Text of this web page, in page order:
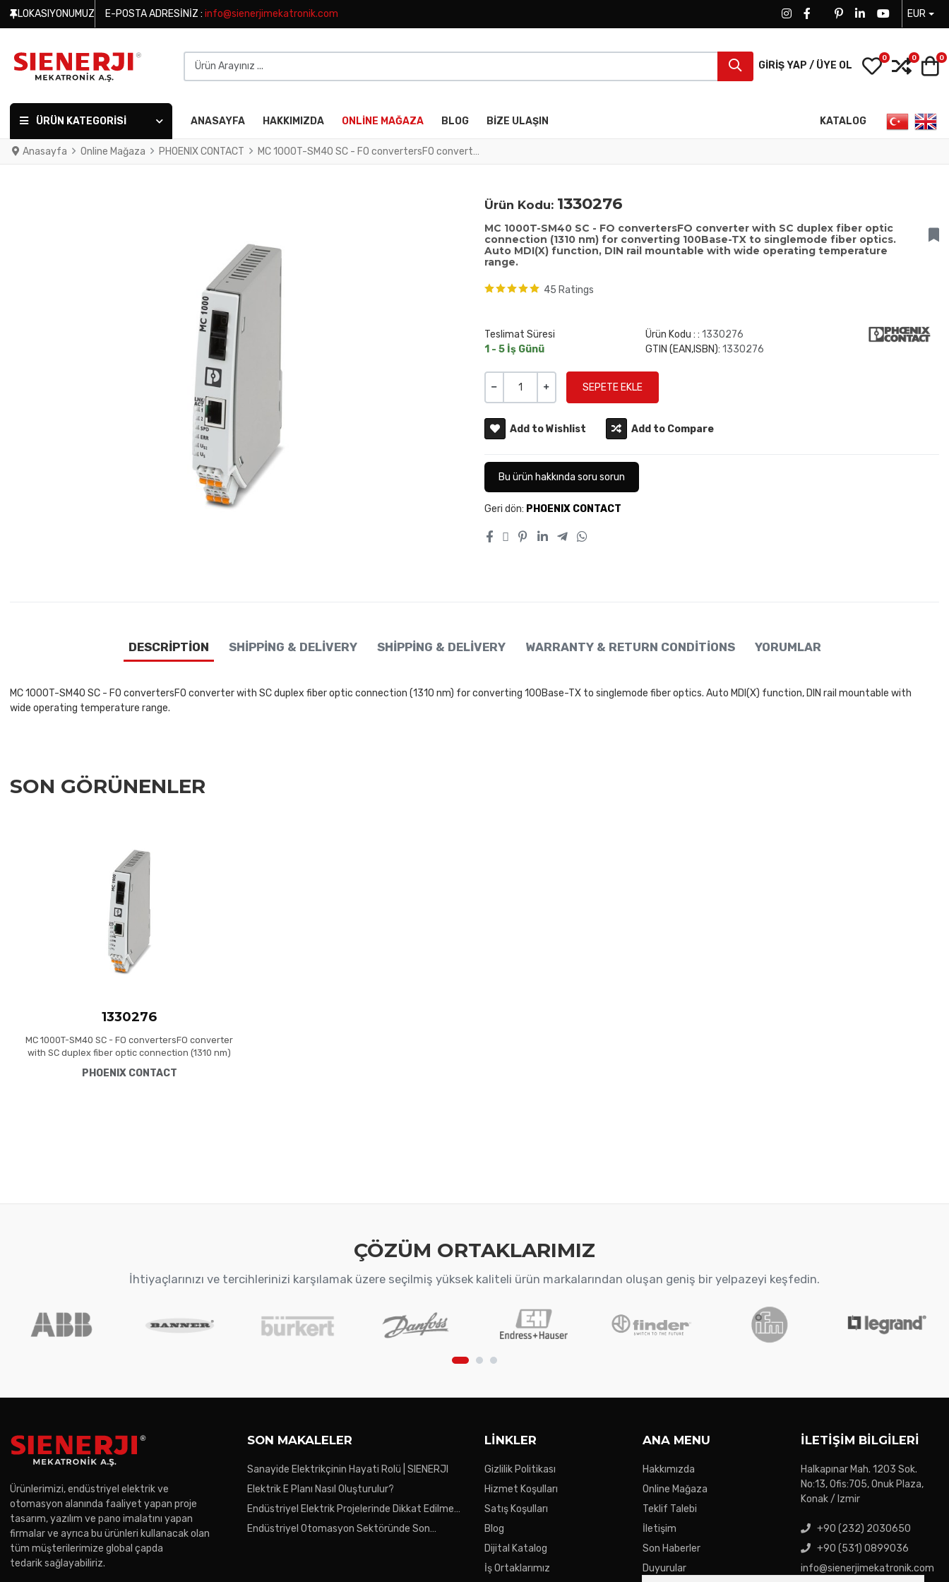
LOKASIYONUMUZ E-POSTA ADRESINIZ : info@sienerjimekatronik.com FACEBOOK SOCIAL LINK
FACEBOOK SOCIAL LINK
TWITTER SOCIAL LINK
PINTEREST SOCIAL LINK
LINKEDIN SOCIAL
YOUTUBE
EUR
Ürün Arayınız ...
GIRIŞ YAP / ÜYE OL My Wishlist
0 0 0
ÜRÜN KATEGORISI ANASAYFA HAKKIMIZDA ONLINE MAĞAZA BLOG BIZE ULAŞIN KATALOG Dilinizi seçin
Anasayfa Online Mağaza PHOENIX CONTACT MC 1000T-SM40 SC - FO convertersFO converter with SC duplex fiber optic connection (1310 nm) for converting 100Base-TX to singlemode fiber optics. Auto MDI(X) function, DIN rail mountable with wide operating temperature range.
Ürün Kodu: 1330276
MC 1000T-SM40 SC - FO convertersFO converter with SC duplex fiber optic
connection (1310 nm) for converting 100Base-TX to singlemode fiber optics.
Auto MDI(X) function, DIN rail mountable with wide operating temperature
range.
45 Ratings
Teslimat Süresi
1 - 5 İş Günü
Ürün Kodu : : 1330276
GTIN (EAN,ISBN): 1330276
Add to Wishlist Add to Compare
Bu ürün hakkında soru sorun
Geri dön: PHOENIX CONTACT
DESCRIPTION SHIPPING & DELIVERY SHIPPING & DELIVERY WARRANTY & RETURN CONDITIONS YORUMLAR
MC 1000T-SM40 SC - FO convertersFO converter with SC duplex fiber optic connection (1310 nm) for converting 100Base-TX to singlemode fiber optics. Auto MDI(X) function, DIN rail mountable with
wide operating temperature range.
SON GÖRÜNENLER
1330276
MC 1000T-SM40 SC - FO convertersFO converter
with SC duplex fiber optic connection (1310 nm)
optics. Auto MDI(X) function, DIN rail mountable
PHOENIX CONTACT
ÇÖZÜM ORTAKLARIMIZ
İhtiyaçlarınızı ve tercihlerinizi karşılamak üzere seçilmiş yüksek kaliteli ürün markalarından oluşan geniş bir yelpazeyi keşfedin.
Ürünlerimizi, endüstriyel elektrik ve
otomasyon alanında faaliyet yapan proje
tasarım, yazılım ve pano imalatını yapan
firmalar ve ayrıca bu ürünleri kullanacak olan
tüm müşterilerimize global çapda
tedarik sağlayabiliriz.
SON MAKALELER
Sanayide Elektrikçinin Hayati Rolü | SIENERJI
Elektrik E Planı Nasıl Oluşturulur?
Endüstriyel Elektrik Projelerinde Dikkat Edilmesi
Gereken Noktalar
Endüstriyel Otomasyon Sektöründe Son
LINKLER
Gizlilik Politikası
Hizmet Koşulları
Satış Koşulları
Blog
Dijital Katalog
İş Ortaklarımız
ANA MENU
Hakkımızda
Online Mağaza
Teklif Talebi
İletişim
Son Haberler
Duyurular
İLETIŞIM BILGILERI
Halkapınar Mah. 1203 Sok.
No:13, Ofis:705, Onuk Plaza,
Konak / Izmir
+90 (232) 2030650
+90 (531) 0899036
info@sienerjimekatronik.com